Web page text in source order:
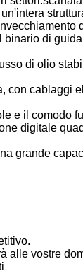
di
di olio
con cablaggi
e il comodo
digitale
grande
alle vostre